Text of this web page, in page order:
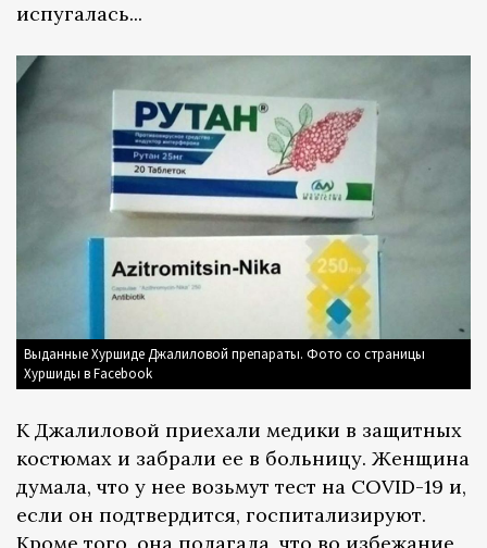
испугалась...
Выданные Хуршиде Джалиловой препараты. Фото со страницы
Хуршиды в Facebook
К Джалиловой приехали медики в защитных
костюмах и забрали ее в больницу. Женщина
думала, что у нее возьмут тест на COVID-19 и,
если он подтвердится, госпитализируют.